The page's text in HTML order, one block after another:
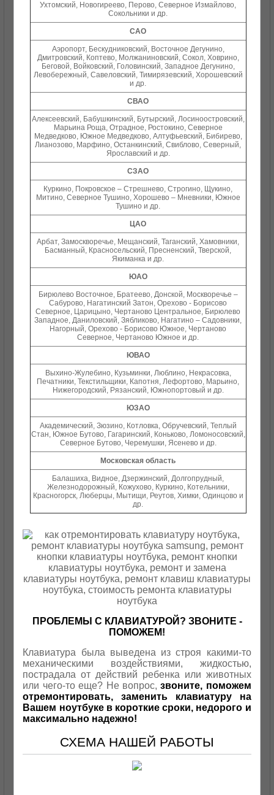
Ухтомский, Новогиреево, Перово, Северное Измайлово,
Сокольники и др.
САО
Аэропорт, Бескудниковский, Восточное Дегунино,
Дмитровский, Коптево, Молжаниновский, Сокол, Ховрино,
Беговой, Войковский, Головинский, Западное Дегунино,
Левобережный, Савеловский, Тимирязевский, Хорошевский
и др.
СВАО
Алексеевский, Бабушкинский, Бутырский, Лосиноостровский,
Марьина Роща, Отрадное, Ростокино, Северное
Медведково, Южное Медведково, Алтуфьевский, Бибирево,
Лианозово, Марфино, Останкинский, Свиблово, Северный,
Ярославский и др.
СЗАО
Куркино, Покровское – Стрешнево, Строгино, Щукино,
Митино, Северное Тушино, Хорошево – Мневники, Южное
Тушино и др.
ЦАО
Арбат, Замоскворечье, Мещанский, Таганский, Хамовники,
Басманный, Красносельский, Пресненский, Тверской,
Якиманка и др.
ЮАО
Бирюлево Восточное, Братеево, Донской, Москворечье –
Сабурово, Нагатинский Затон, Орехово - Борисово
Северное, Царицыно, Чертаново Центральное, Бирюлево
Западное, Даниловский, Зябликово, Нагатино – Садовники,
Нагорный, Орехово - Борисово Южное, Чертаново
Северное, Чертаново Южное и др.
ЮВАО
Выхино-Жулебино, Кузьминки, Люблино, Некрасовка,
Печатники, Текстильщики, Капотня, Лефортово, Марьино,
Нижегородский, Рязанский, Южнопортовый и др.
ЮЗАО
Академический, Зюзино, Котловка, Обручевский, Теплый
Стан, Южное Бутово, Гагаринский, Коньково, Ломоносовский,
Северное Бутово, Черемушки, Ясенево и др.
Московская область
Балашиха, Виднoe, Дзержинский, Долгопрудный,
Железнодорожный, Кожухово, Куркино, Котельники,
Красногорск, Люберцы, Мытищи, Реутов, Химки, Одинцово и
др.
ПРОБЛЕМЫ С КЛАВИАТУРОЙ? ЗВОНИТЕ -
ПОМОЖЕМ!
Клавиатура была выведена из строя какими-то
механическими воздействиями, жидкостью,
пострадала от действий ребенка или животных
или чего-то еще? Не вопрос,звоните, поможем
отремонтировать, заменить клавиатуру на
Вашем ноутбуке в короткие сроки, недорого и
максимально надежно!
СХЕМА НАШЕЙ РАБОТЫ